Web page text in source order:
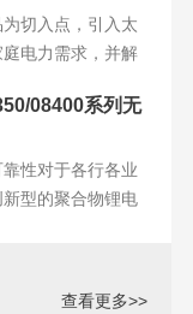
切入点，引入太
电力需求，并解
08400系列无
性对于各行各业
型的聚合物锂电
查看更多>>